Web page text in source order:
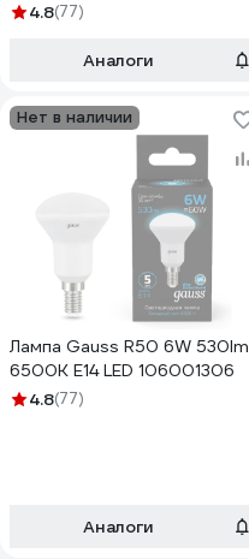
4.8(77)
Аналоги
Нет в наличии
Лампа Gauss R50 6W 530lm
6500K Е14 LED 106001306
4.8(77)
Аналоги